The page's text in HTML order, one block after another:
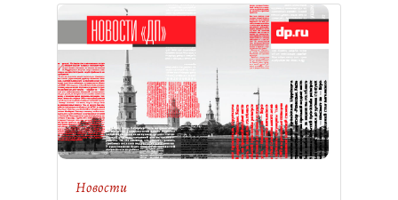
подорожали на 20%, а спрос на
столько же упал.
Новости